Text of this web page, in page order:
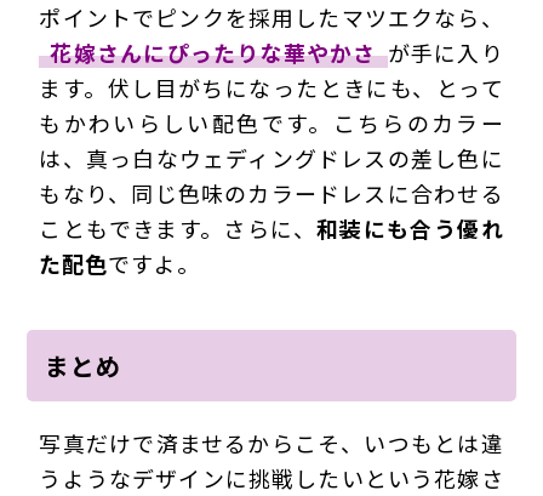
ポイントでピンクを採用したマツエクなら、
花嫁さんにぴったりな華やかさ が手に入り
ます。伏し目がちになったときにも、とって
もかわいらしい配色です。こちらのカラー
は、真っ白なウェディングドレスの差し色に
もなり、同じ色味のカラードレスに合わせる
こともできます。さらに、 和装にも合う優れ
た配色ですよ。
まとめ
写真だけで済ませるからこそ、いつもとは違
うようなデザインに挑戦したいという花嫁さ